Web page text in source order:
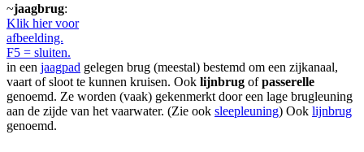
~jaagbrug:
Klik hier voor
afbeelding.
F5 = sluiten.
in een jaagpad gelegen brug (meestal) bestemd om een zijkanaal,
vaart of sloot te kunnen kruisen. Ook lijnbrug ofpasserelle
genoemd. Ze worden (vaak) gekenmerkt door een lage brugleuning
aan de zijde van het vaarwater. (Zie ook sleepleuning) Ook lijnbrug
genoemd.